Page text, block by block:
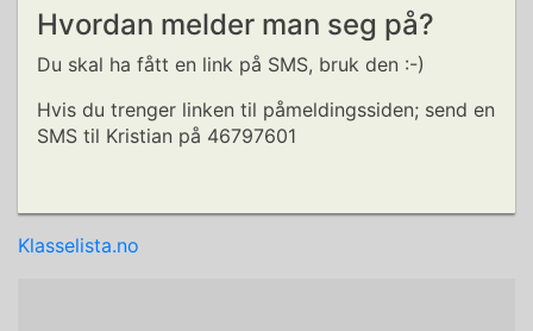
Hvordan melder man seg på?
Du skal ha fått en link på SMS, bruk den :-)
Hvis du trenger linken til påmeldingssiden; send en
SMS til Kristian på 46797601
Klasselista.no